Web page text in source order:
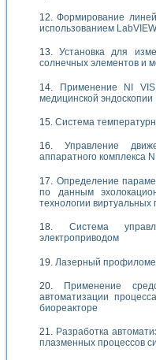
Формирование
использованием LabVIEW
Установка для
солнечных элементов и
Применение NI
медицинской эндоскопии
Система
Управление
аппаратного комплекса
Определение
по данным
технологии виртуальных
Система
электроприводом
Лазерный
Применение
автоматизации
биореакторе
Разработка
плазменных процессов